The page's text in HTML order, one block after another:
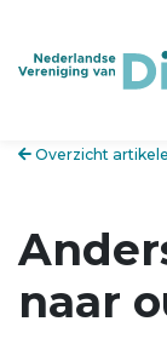
Overzicht
naar